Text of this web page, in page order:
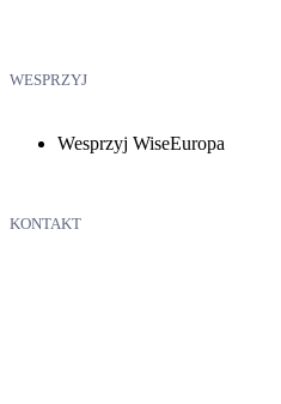
WESPRZYJ
Wesprzyj WiseEuropa
KONTAKT